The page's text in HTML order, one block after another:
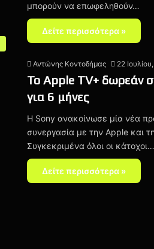
μπορούν να επωφεληθούν…
Δείτε περισσότερα »
Αντώνης Κοντοδήμας 22
Το Apple TV+ δωρεάν
για 6 μήνες
Η Sony ανακοίνωσε μία νέα
συνεργασία με την Apple και
Συγκεκριμένα όλοι οι κάτοχοι…
Δείτε περισσότερα »